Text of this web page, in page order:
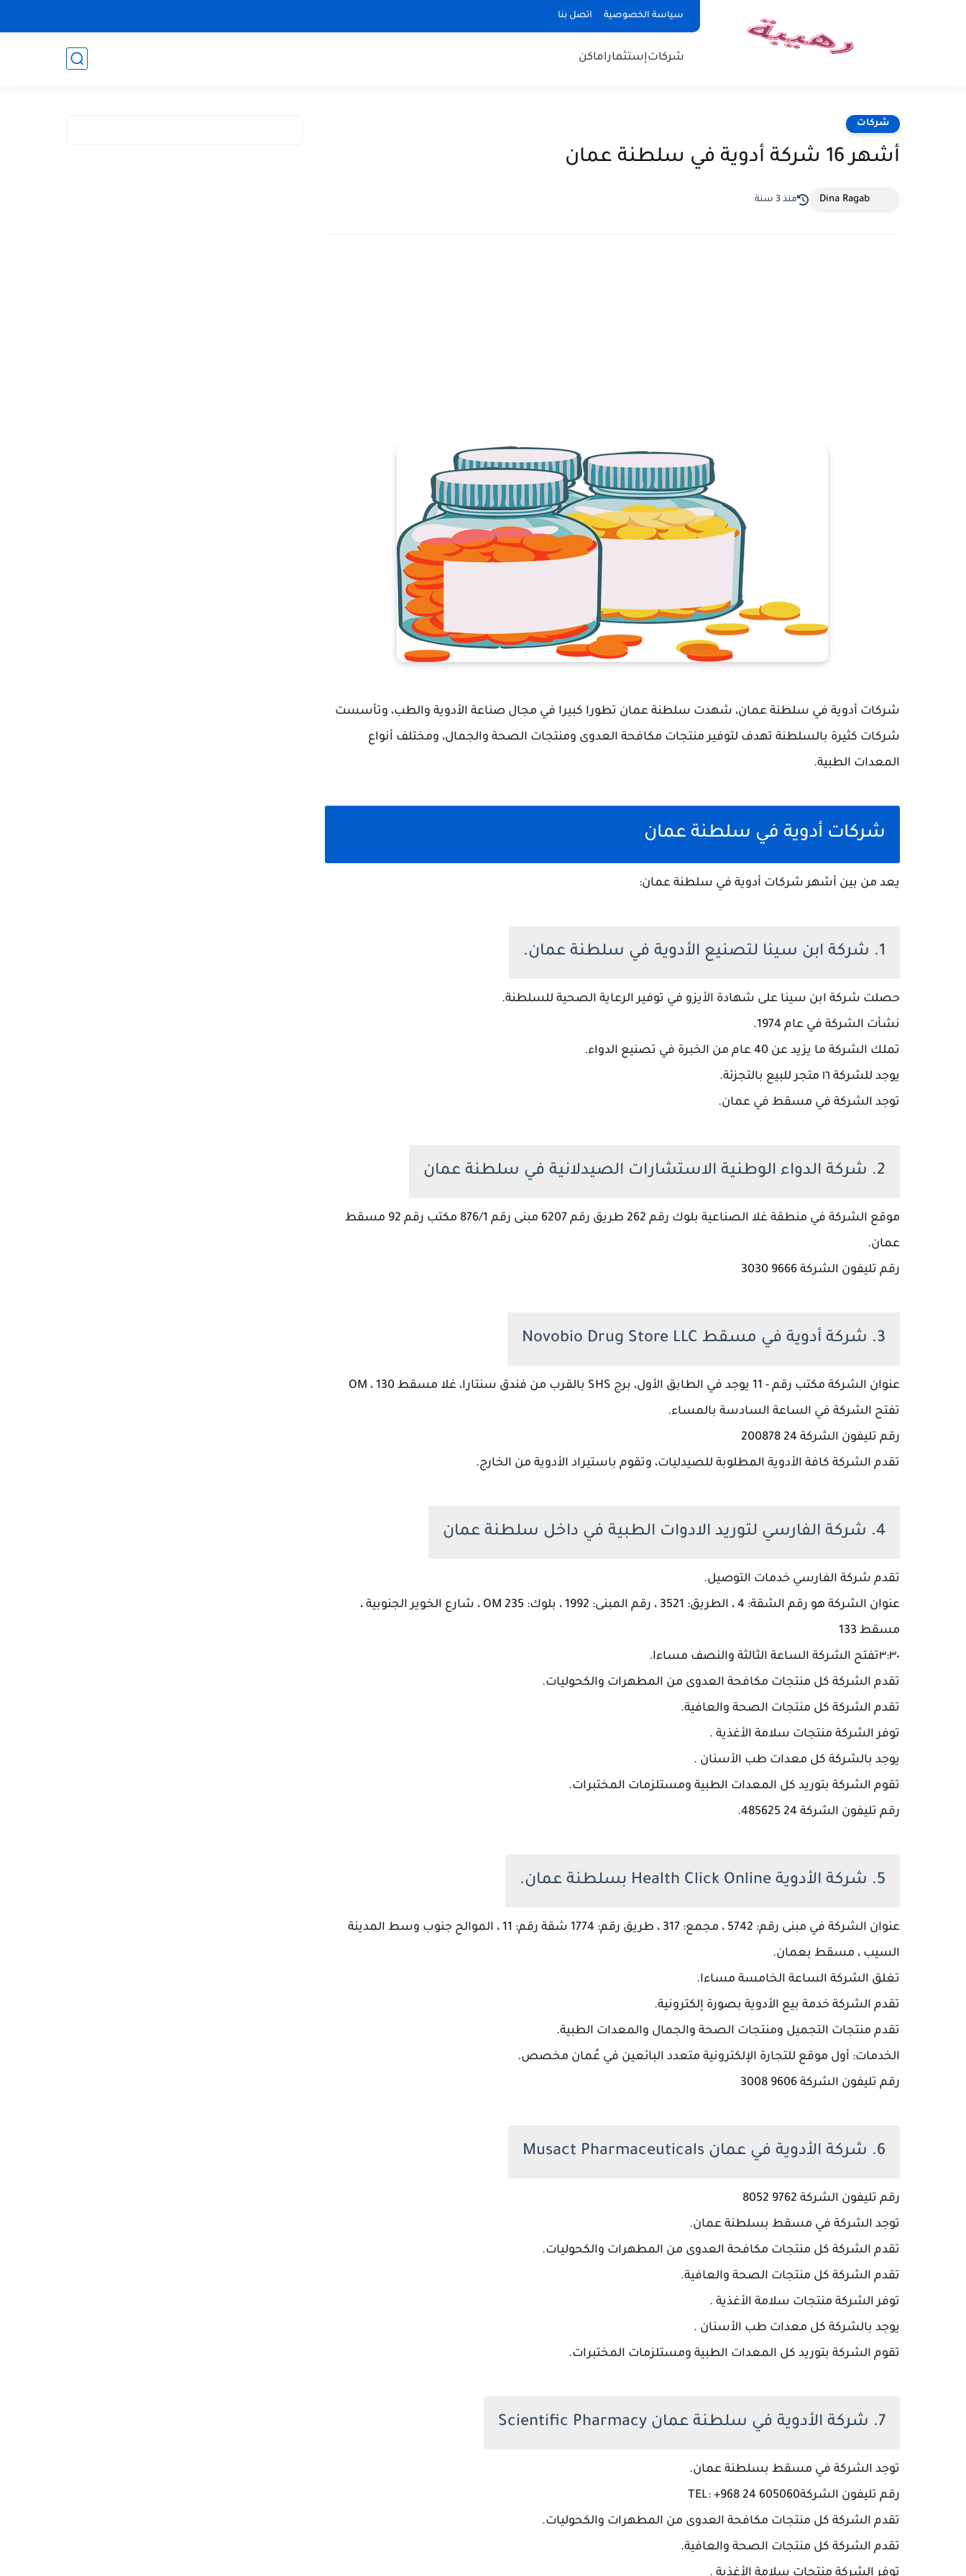
سياسة الخصوصية اتصل بنا
شركاتإستثماراماكن
شركات
أشهر 16 شركة أدوية في سلطنة عمان
Dina Ragab منذ 3 سنة
شركات أدوية في سلطنة عمان، شهدت سلطنة عمان تطورا كبيرا في مجال صناعة الأدوية والطب، وتأسست
شركات كثيرة بالسلطنة تهدف لتوفير منتجات مكافحة العدوى ومنتجات الصحة والجمال، ومختلف أنواع
المعدات الطبية.
شركات أدوية في سلطنة عمان
يعد من بين أشهر شركات أدوية في سلطنة عمان:
1. شركة ابن سينا لتصنيع الأدوية في سلطنة عمان.
حصلت شركة ابن سينا على شهادة الأيزو في توفير الرعاية الصحية للسلطنة.
نشأت الشركة في عام 1974.
تملك الشركة ما يزيد عن 40 عام من الخبرة في تصنيع الدواء.
يوجد للشركة ١٦ متجر للبيع بالتجزئة.
توجد الشركة في مسقط في عمان.
2. شركة الدواء الوطنية الاستشارات الصيدلانية في سلطنة عمان
موقع الشركة في منطقة غلا الصناعية بلوك رقم 262 طريق رقم 6207 مبنى رقم 876/1 مكتب رقم 92 مسقط
عمان.
رقم تليفون الشركة 9666 3030
3. شركة أدوية في مسقط Novobio Drug Store LLC
عنوان الشركة مكتب رقم - 11 يوجد في الطابق الأول، برج SHS بالقرب من فندق سنتارا، غلا مسقط OM ، 130
تفتح الشركة في الساعة السادسة بالمساء.
رقم تليفون الشركة 24 200878
تقدم الشركة كافة الأدوية المطلوبة للصيدليات، وتقوم باستيراد الأدوية من الخارج.
4. شركة الفارسي لتوريد الادوات الطبية في داخل سلطنة عمان
تقدم شركة الفارسي خدمات التوصيل.
عنوان الشركة هو رقم الشقة: 4 ، الطريق: 3521 ، رقم المبنى: 1992 ، بلوك: 235 OM ، شارع الخوير الجنوبية ،
مسقط 133
٣:٣٠تفتح الشركة الساعة الثالثة والنصف مساءا.
تقدم الشركة كل منتجات مكافحة العدوى من المطهرات والكحوليات.
تقدم الشركة كل منتجات الصحة والعافية.
توفر الشركة منتجات سلامة الأغذية .
يوجد بالشركة كل معدات طب الأسنان .
تقوم الشركة بتوريد كل المعدات الطبية ومستلزمات المختبرات.
رقم تليفون الشركة 24 485625.
5. شركة الأدوية Health Click Online بسلطنة عمان.
عنوان الشركة في مبنى رقم: 5742 ، مجمع: 317 ، طريق رقم: 1774 شقة رقم: 11 ، الموالح جنوب وسط المدينة
السيب ، مسقط بعمان.
تغلق الشركة الساعة الخامسة مساءا.
تقدم الشركة خدمة بيع الأدوية بصورة إلكترونية.
تقدم منتجات التجميل ومنتجات الصحة والجمال والمعدات الطبية.
الخدمات: أول موقع للتجارة الإلكترونية متعدد البائعين في عُمان مخصص.
رقم تليفون الشركة 9606 3008
6. شركة الأدوية في عمان Musact Pharmaceuticals
رقم تليفون الشركة 9762 8052
توجد الشركة في مسقط بسلطنة عمان.
تقدم الشركة كل منتجات مكافحة العدوى من المطهرات والكحوليات.
تقدم الشركة كل منتجات الصحة والعافية.
توفر الشركة منتجات سلامة الأغذية .
يوجد بالشركة كل معدات طب الأسنان .
تقوم الشركة بتوريد كل المعدات الطبية ومستلزمات المختبرات.
7. شركة الأدوية في سلطنة عمان Scientific Pharmacy
توجد الشركة في مسقط بسلطنة عمان.
رقم تليفون الشركةTEL: +968 24 605060
تقدم الشركة كل منتجات مكافحة العدوى من المطهرات والكحوليات.
تقدم الشركة كل منتجات الصحة والعافية.
توفر الشركة منتجات سلامة الأغذية .